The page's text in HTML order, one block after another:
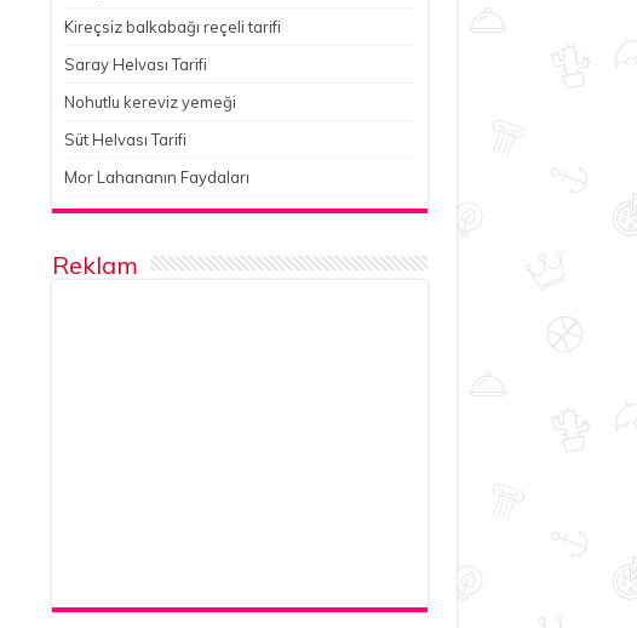
Kireçsiz balkabağı reçeli tarifi
Saray Helvası Tarifi
Nohutlu kereviz yemeği
Süt Helvası Tarifi
Mor Lahananın Faydaları
Reklam